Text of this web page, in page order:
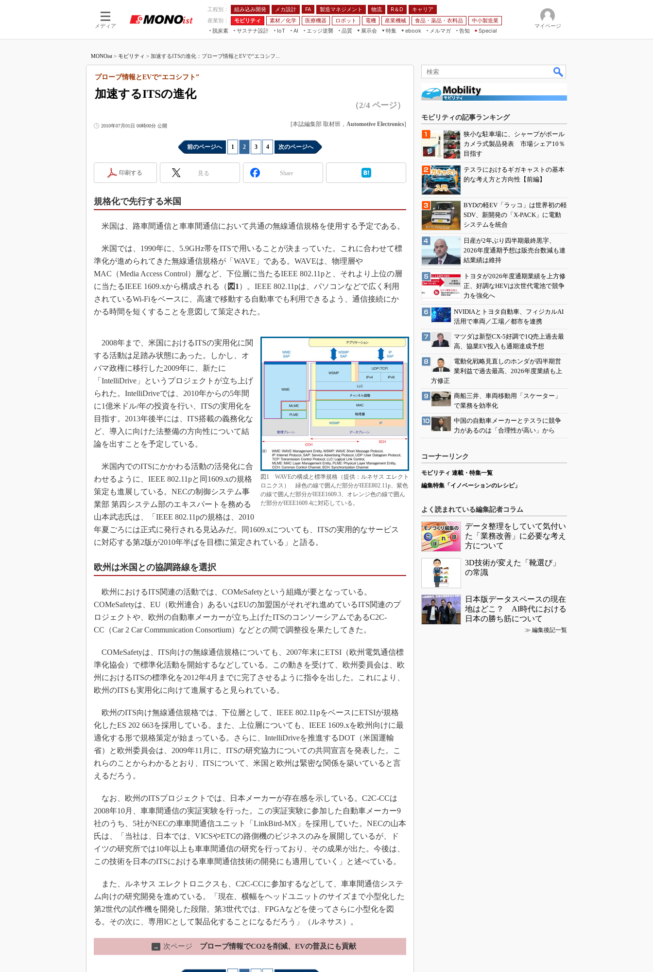
メディア
工程別： 組み込み開発 メカ設計 FA 製造マネジメント 物流 R＆D
キャリア
産業別：
モビリティ 素材／化学 医療機器 ロボット 電機 産業機械 食品・薬品・衣料品
中小製造業
脱炭素
サステナ設計
IoT
つながる工場
AI
AI×設備保全
エッジ逆襲 品質
展示会
JIMTOF
ジャパンモビリティショー
TECHNO-FRONTIER
人テク展
EdgeTech+
産業オープンネット展
特集
組み込みモデリング
Windows Embedded
車載ソフト開発
3Dプリンタ
S＆OP
インダストリー4.0
製造業ビッグデータ
知財マネジメント
海外生産
グローバル設計・開発
制御セキュリティ
新型コロナへの対応
ebook
メルマガ
告知 Special
マイページ
MONOist > モビリティ > 加速するITSの進化：プローブ情報とEVで“エコシフ...
加速するITSの進化
プローブ情報とEVで“エコシフト”
（2/4 ページ）
2010年07月01日 00時00分 公開 [本誌編集部 取材班， Automotive Electronics]
前のページへ 1 2 3 4 次のページへ
印刷する 見る Share
規格化で先行する米国
米国は、路車間通信と車車間通信において共通の無線通信規格を使用する予定である。
米国では、1990年に、5.9GHz帯をITSで用いることが決まっていた。これに合わせて標
準化が進められてきた無線通信規格が「WAVE」である。WAVEは、物理層や
MAC（Media Access Control）層など、下位層に当たるIEEE 802.11pと、それより上位の層
に当たるIEEE 1609.xから構成される（ 図1 ）。IEEE 802.11pは、パソコンなどで広く利用
されているWi-Fiをベースに、高速で移動する自動車でも利用できるよう、通信接続にか
かる時間を短くすることを意図して策定された。
図1 WAVEの構成と標準規格（提供：ルネサス エレクト
ロニクス） 緑色の線で囲んだ部分がIEEE802.11p、紫色
の線で囲んだ部分がIEEE1609.3、オレンジ色の線で囲ん
だ部分がIEEE1609.4に対応している。
2008年まで、米国におけるITSの実用化に関
する活動は足踏み状態にあった。しかし、オ
バマ政権に移行した2009年に、新たに
「IntelliDrive」というプロジェクトが立ち上げ
られた。IntelliDriveでは、2010年からの5年間
に1億米ドル/年の投資を行い、ITSの実用化を
目指す。2013年後半には、ITS搭載の義務化な
ど、導入に向けた法整備の方向性について結
論を出すことを予定している。
米国内でのITSにかかわる活動の活発化に合
わせるように、IEEE 802.11pと同1609.xの規格
策定も進展している。NECの制御システム事
業部 第四システム部のエキスパートを務める
山本武志氏は、「IEEE 802.11pの規格は、2010
年夏ごろには正式に発行される見込みだ。同1609.xについても、ITSの実用的なサービス
に対応する第2版が2010年半ばを目標に策定されている」と語る。
欧州は米国との協調路線を選択
欧州におけるITS関連の活動では、COMeSafetyという組織が要となっている。
COMeSafetyは、EU（欧州連合）あるいはEUの加盟国がそれぞれ進めているITS関連のプ
ロジェクトや、欧州の自動車メーカーが立ち上げたITSのコンソーシアムであるC2C-
CC（Car 2 Car Communication Consortium）などとの間で調整役を果たしてきた。
COMeSafetyは、ITS向けの無線通信規格についても、2007年末にETSI（欧州電気通信標
準化協会）で標準化活動を開始するなどしている。この動きを受けて、欧州委員会は、欧
州におけるITSの標準化を2012年4月までに完了させるように指令を出した。これにより、
欧州のITSも実用化に向けて進展すると見られている。
欧州のITS向け無線通信規格では、下位層として、IEEE 802.11pをベースにETSIが規格
化したES 202 663を採用している。また、上位層についても、IEEE 1609.xを欧州向けに最
適化する形で規格策定が始まっている。さらに、IntelliDriveを推進するDOT（米国運輸
省）と欧州委員会は、2009年11月に、ITSの研究協力についての共同宣言を発表した。こ
れらのことからわかるとおり、ITSについて、米国と欧州は緊密な関係を築いていると言
えるだろう。
なお、欧州のITSプロジェクトでは、日本メーカーが存在感を示している。C2C-CCは
2008年10月、車車間通信の実証実験を行った。この実証実験に参加した自動車メーカー9
社のうち、5社がNECの車車間通信ユニット「LinkBird-MX」を採用していた。NECの山本
氏は、「当社は、日本では、VICSやETCの路側機のビジネスのみを展開しているが、ド
イツの研究所では10年以上も車車間通信の研究を行っており、その成果が出た。今後は、
この技術を日本のITSにおける車車間通信技術の開発にも適用していく」と述べている。
また、ルネサス エレクトロニクスも、C2C-CCに参加するなどして、車車間通信システ
ム向けの研究開発を進めている。「現在、横幅をヘッドユニットのサイズまで小型化した
第2世代の試作機を開発した段階。第3世代では、FPGAなどを使ってさらに小型化を図
る。その次に、専用ICとして製品化することになるだろう」（ルネサス）。
→ 次ページ プローブ情報でCO2を削減、EVの普及にも貢献
モビリティの記事ランキング
狭小な駐車場に、シャープがポール
カメラ式製品発表 市場シェア10％
目指す
テスラにおけるギガキャストの基本
的な考え方と方向性【前編】
BYDの軽EV「ラッコ」は世界初の軽
SDV、新開発の「X-PACK」に電動
システムを統合
日産が2年ぶり四半期最終黒字、
2026年度通期予想は販売台数減も連
結業績は維持
トヨタが2026年度通期業績を上方修
正、好調なHEVは次世代電池で競争
力を強化へ
NVIDIAとトヨタ自動車、フィジカルAI
活用で車両／工場／都市を連携
マツダは新型CX-5好調で1Q売上過去最
高、協業EV投入も通期達成予想
電動化戦略見直しのホンダが四半期営
業利益で過去最高、2026年度業績も上
方修正
商船三井、車両移動用「スケーター」
で業務を効率化
中国の自動車メーカーとテスラに競争
力があるのは「合理性が高い」から
コーナーリンク
モビリティ 連載・特集一覧
編集特集「イノベーションのレシピ」
よく読まれている編集記者コラム
データ整理をしていて気付い
た「業務改善」に必要な考え
方について
3D技術が変えた「靴選び」
の常識
日本版データスペースの現在
地はどこ？ AI時代における
日本の勝ち筋について
≫ 編集後記一覧